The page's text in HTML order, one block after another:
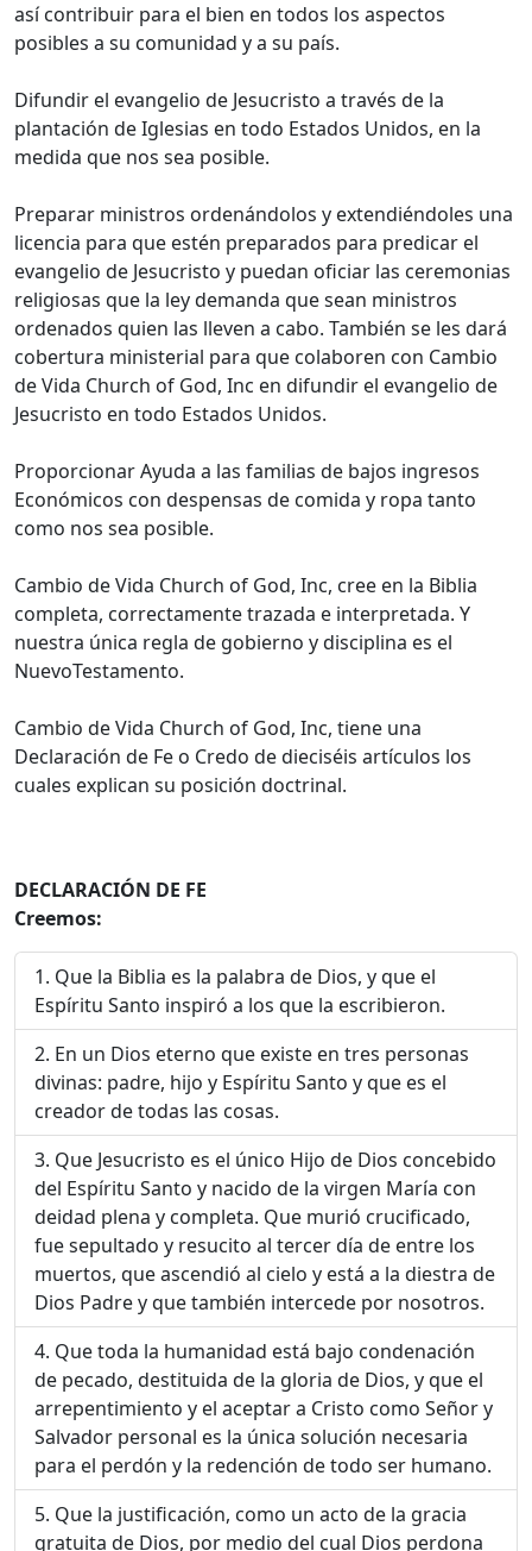
así contribuir para el bien en todos los aspectos
posibles a su comunidad y a su país.
Difundir el evangelio de Jesucristo a través de la
plantación de Iglesias en todo Estados Unidos, en la
medida que nos sea posible.
Preparar ministros ordenándolos y extendiéndoles una
licencia para que estén preparados para predicar el
evangelio de Jesucristo y puedan oficiar las ceremonias
religiosas que la ley demanda que sean ministros
ordenados quien las lleven a cabo. También se les dará
cobertura ministerial para que colaboren con Cambio
de Vida Church of God, Inc en difundir el evangelio de
Jesucristo en todo Estados Unidos.
Proporcionar Ayuda a las familias de bajos ingresos
Económicos con despensas de comida y ropa tanto
como nos sea posible.
Cambio de Vida Church of God, Inc, cree en la Biblia
completa, correctamente trazada e interpretada. Y
nuestra única regla de gobierno y disciplina es el
NuevoTestamento.
Cambio de Vida Church of God, Inc, tiene una
Declaración de Fe o Credo de dieciséis artículos los
cuales explican su posición doctrinal.
DECLARACIÓN DE FE
Creemos:
Que la Biblia es la palabra de Dios, y que el
Espíritu Santo inspiró a los que la escribieron.
En un Dios eterno que existe en tres personas
divinas: padre, hijo y Espíritu Santo y que es el
creador de todas las cosas.
Que Jesucristo es el único Hijo de Dios concebido
del Espíritu Santo y nacido de la virgen María con
deidad plena y completa. Que murió crucificado,
fue sepultado y resucito al tercer día de entre los
muertos, que ascendió al cielo y está a la diestra de
Dios Padre y que también intercede por nosotros.
Que toda la humanidad está bajo condenación
de pecado, destituida de la gloria de Dios, y que el
arrepentimiento y el aceptar a Cristo como Señor y
Salvador personal es la única solución necesaria
para el perdón y la redención de todo ser humano.
Que la justificación, como un acto de la gracia
gratuita de Dios, por medio del cual Dios perdona